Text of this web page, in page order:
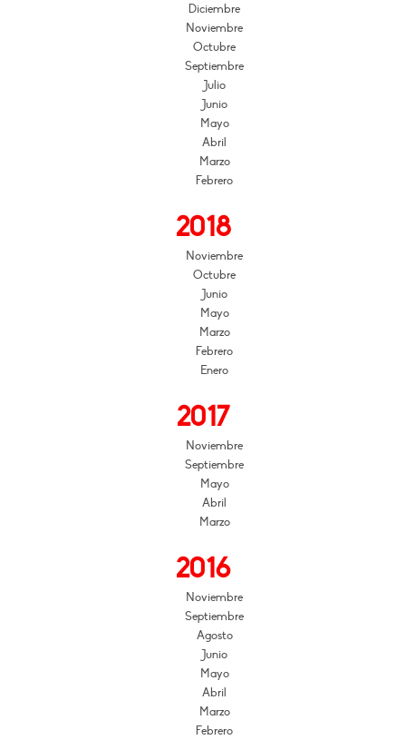
Diciembre
Noviembre
Octubre
Septiembre
Julio
Junio
Mayo
Abril
Marzo
Febrero
2018
Noviembre
Octubre
Junio
Mayo
Marzo
Febrero
Enero
2017
Noviembre
Septiembre
Mayo
Abril
Marzo
2016
Noviembre
Septiembre
Agosto
Junio
Mayo
Abril
Marzo
Febrero